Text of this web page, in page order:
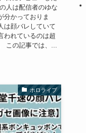
人は配信者のゆな
分かっておりま
は顔バレしていて
われているのは超
この記事では、...
ホロライブ